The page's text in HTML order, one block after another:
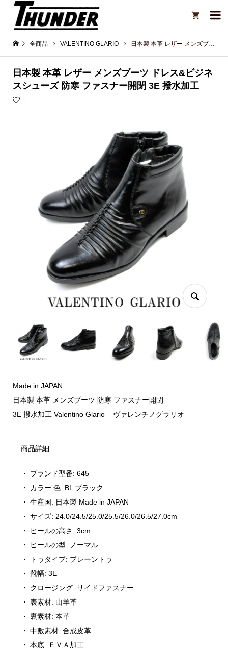

全商品 VALENTINO GLARIO 日本製 本革 レザー メンズブーツ ドレス&ビジネスシューズ 防寒 ファスナー開閉 3E 撥水加工
日本製 本革 レザー メンズブーツ ドレス&ビジネ
スシューズ 防寒 ファスナー開閉 3E 撥水加工
Made in JAPAN
日本製 本革 メンズブーツ 防寒 ファスナー開閉
3E 撥水加工 Valentino Glario – ヴァレンチノグラリオ
商品詳細
・ ブランド型番: 645
・ カラー 色: BL ブラック
・ 生産国: 日本製 Made in JAPAN
・ サイズ: 24.0/24.5/25.0/25.5/26.0/26.5/27.0cm
・ ヒールの高さ: 3cm
・ ヒールの型: ノーマル
・ トゥタイプ: プレーントゥ
・ 靴幅: 3E
・ クロージング: サイドファスナー
・ 表素材: 山羊革
・ 裏素材: 本革
・ 中敷素材: 合成皮革
・ 本底: ＥＶＡ加工